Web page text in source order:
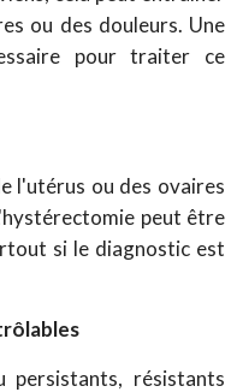
ou des douleurs. Une
pour traiter ce
l'utérus ou des ovaires
peut être
si le diagnostic est
persistants, résistants